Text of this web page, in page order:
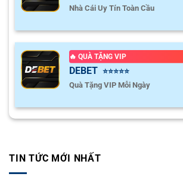
Nhà Cái Uy Tín Toàn Cầu
🔥 QUÀ TẶNG VIP
DEBET ⭐⭐⭐⭐⭐
Quà Tặng VIP Mỗi Ngày
TIN TỨC MỚI NHẤT